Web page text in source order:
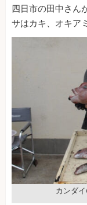
四日市の田中さん
サはカキ、オキアミ
カンダ